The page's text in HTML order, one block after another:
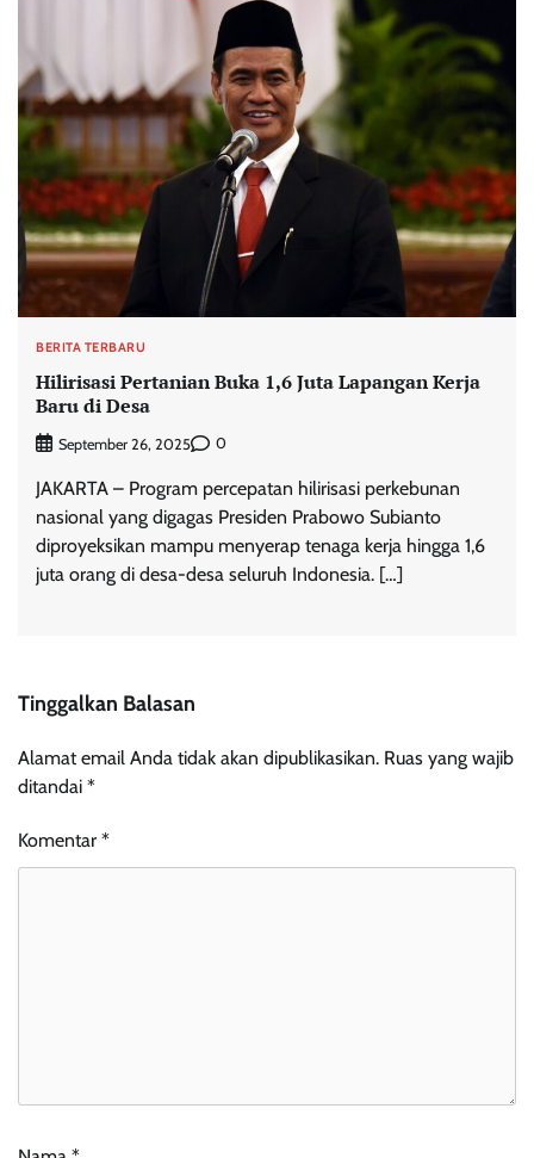
BERITA TERBARU
Hilirisasi Pertanian Buka 1,6 Juta Lapangan Kerja
Baru di Desa
September 26, 2025 0
JAKARTA – Program percepatan hilirisasi perkebunan
nasional yang digagas Presiden Prabowo Subianto
diproyeksikan mampu menyerap tenaga kerja hingga 1,6
juta orang di desa-desa seluruh Indonesia. […]
Tinggalkan Balasan
Alamat email Anda tidak akan dipublikasikan. Ruas yang wajib
ditandai *
Komentar *